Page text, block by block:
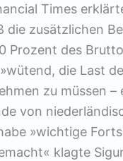
Times
die zusätzlichen
Prozent des
die Last
zu müssen
von
»wichtige
klagte